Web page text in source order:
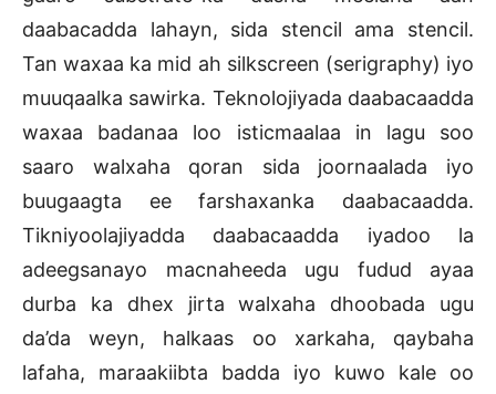
daabacadda lahayn, sida stencil ama stencil.
Tan waxaa ka mid ah silkscreen (serigraphy) iyo
muuqaalka sawirka. Teknolojiyada daabacaadda
waxaa badanaa loo isticmaalaa in lagu soo
saaro walxaha qoran sida joornaalada iyo
buugaagta ee farshaxanka daabacaadda.
Tikniyoolajiyadda daabacaadda iyadoo la
adeegsanayo macnaheeda ugu fudud ayaa
durba ka dhex jirta walxaha dhoobada ugu
da’da weyn, halkaas oo xarkaha, qaybaha
lafaha, maraakiibta badda iyo kuwo kale oo